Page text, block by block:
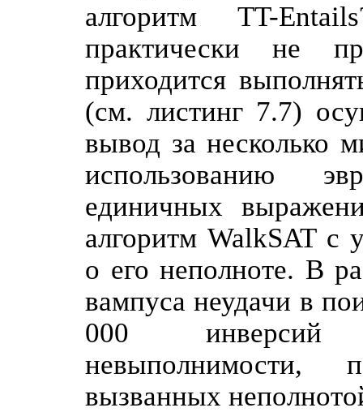
алгоритм TT-
практически не
приходится
(см. листинг 7.7)
вывод за несколько
использованию
единичных
алгоритм WalkSAT с
о его неполноте. В
вампуса неудачи в
000 инверсий
невыполнимости,
вызванных